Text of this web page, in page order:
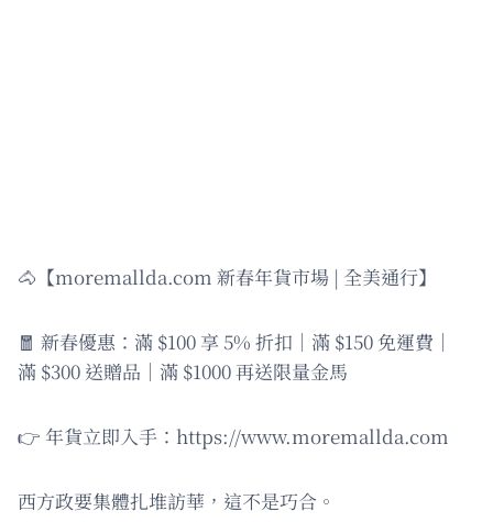
🐴【moremallda.com 新春年貨市場 | 全美通行】
🧧 新春優惠：滿 $100 享 5% 折扣｜滿 $150 免運費｜
滿 $300 送贈品｜滿 $1000 再送限量金馬
👉 年貨立即入手：https://www.moremallda.com
西方政要集體扎堆訪華，這不是巧合。